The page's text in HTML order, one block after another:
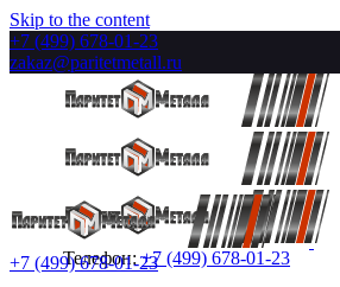
Skip to the content
+7 (499) 678-01-23
zakaz@paritetmetall.ru
Телефон:+7 (499) 678-01-23
+7 (499) 678-01-23